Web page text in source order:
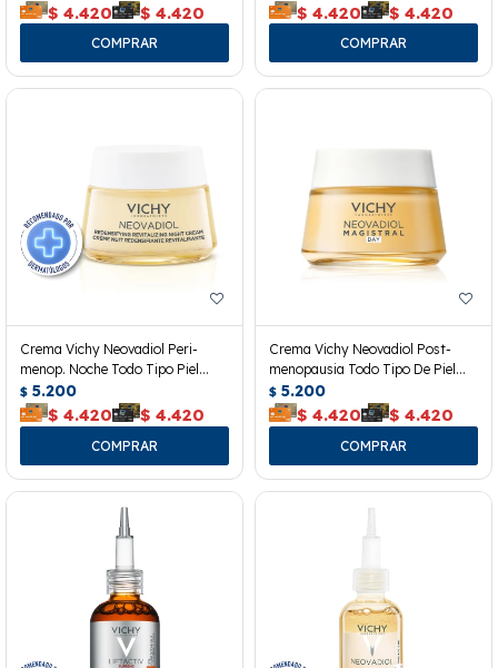
$ 4.420 $ 4.420 $ 4.420 $ 4.420
Crema Vichy Neovadiol Peri-
menop. Noche Todo Tipo Piel
50ml
$ 5.200
$ 4.420 $ 4.420
Crema Vichy Neovadiol Post-
menopausia Todo Tipo De Piel
50ml
$ 5.200
$ 4.420 $ 4.420